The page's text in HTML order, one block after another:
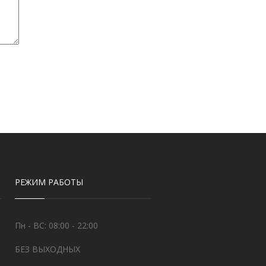
РЕЖИМ РАБОТЫ
Пн - ВС: 08:00 - 22:00
БЕЗ ВЫХОДНЫХ